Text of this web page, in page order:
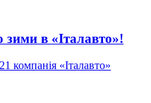
зими в «Італавто»!
компанія «Італавто»